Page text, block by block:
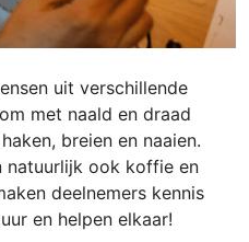
uit verschillende
met naald en draad
breien en naaien.
natuurlijk ook koffie en
deelnemers kennis
en helpen elkaar!